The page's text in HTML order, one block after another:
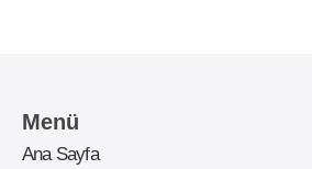
Menü
Ana Sayfa